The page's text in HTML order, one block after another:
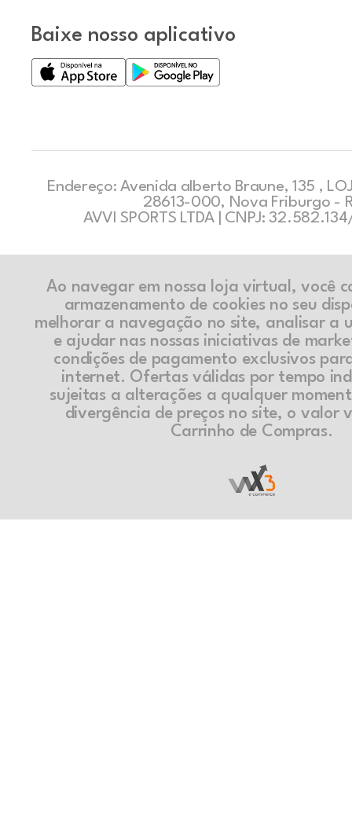
Baixe nosso aplicativo
Endereço: Avenida alberto Braune, 135 ,
28613-000, Nova Friburgo -
AVVI SPORTS LTDA | CNPJ:
Ao navegar em nossa loja virtual, você
armazenamento de cookies no seu
melhorar a navegação no site, analisar a
e ajudar nas nossas iniciativas de
condições de pagamento exclusivos
internet. Ofertas válidas por tempo
sujeitas a alterações a qualquer
divergência de preços no site, o valor
Carrinho de Compras.